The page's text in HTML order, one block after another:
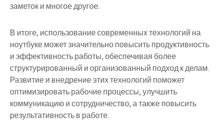
заметок и многое другое.
В итоге, использование современных технологий на
ноутбуке может значительно повысить продуктивность
и эффективность работы, обеспечивая более
структурированный и организованный подход к делам.
Развитие и внедрение этих технологий поможет
оптимизировать рабочие процессы, улучшить
коммуникацию и сотрудничество, а также повысить
результативность в работе.